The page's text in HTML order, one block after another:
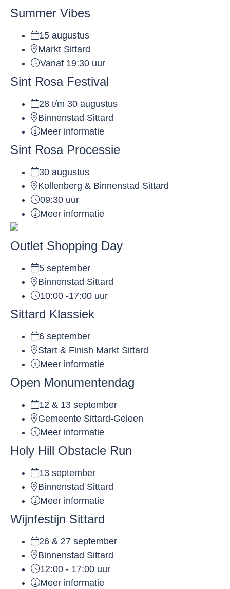
Summer Vibes
15 augustus
Markt Sittard
Vanaf 19:30 uur
Sint Rosa Festival
28 t/m 30 augustus
Binnenstad Sittard
Meer informatie
Sint Rosa Processie
30 augustus
Kollenberg & Binnenstad Sittard
09:30 uur
Meer informatie
Outlet Shopping Day
5 september
Binnenstad Sittard
10:00 -17:00 uur
Sittard Klassiek
6 september
Start & Finish Markt Sittard
Meer informatie
Open Monumentendag
12 & 13 september
Gemeente Sittard-Geleen
Meer informatie
Holy Hill Obstacle Run
13 september
Binnenstad Sittard
Meer informatie
Wijnfestijn Sittard
26 & 27 september
Binnenstad Sittard
12:00 - 17:00 uur
Meer informatie